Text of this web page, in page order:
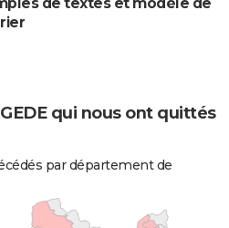
qui nous ont quittés
par département de